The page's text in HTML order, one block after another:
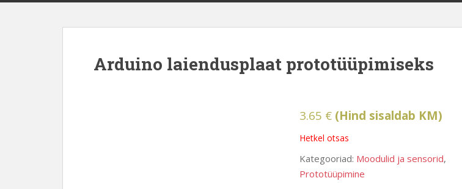
Arduino laiendusplaat prototüüpimiseks
3.65 € (Hind sisaldab KM)
Hetkel otsas
Kategooriad: Moodulid ja sensorid,
Prototüüpimine